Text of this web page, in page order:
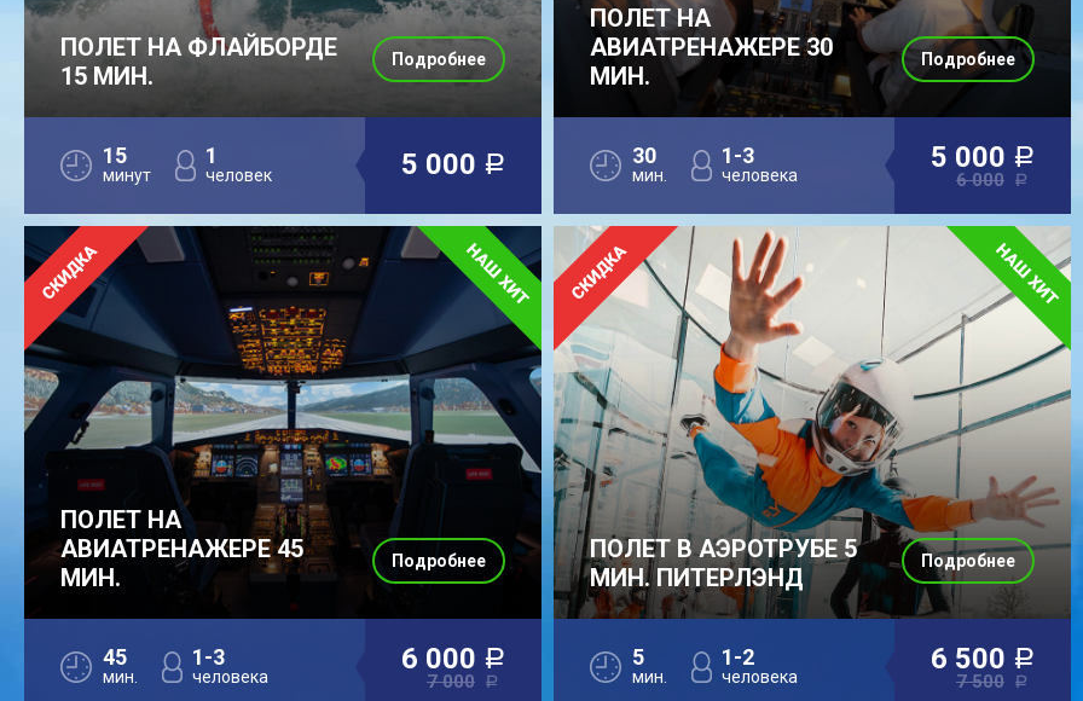
ПОЛЕТ НА ФЛАЙБОРДЕ
15 МИН.
15
минут
1
человек 5 000 a
Подробнее
ПОЛЕТ НА
АВИАТРЕНАЖЕРЕ 30
МИН.
30
мин.
1-3
человека
5 000 a
6 000 a
Подробнее
ПОЛЕТ НА
АВИАТРЕНАЖЕРЕ 45
МИН.
45
мин.
1-3
человека
6 000 a
7 000 a
Подробнее
ПОЛЕТ В АЭРОТРУБЕ 5
МИН. ПИТЕРЛЭНД
5
мин.
1-2
человека
6 500 a
7 500 a
Подробнее